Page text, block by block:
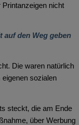
nicht
auf den Weg geben
Die waren natürlich
eigenen sozialen
steckt, die am Ende
über Werbung